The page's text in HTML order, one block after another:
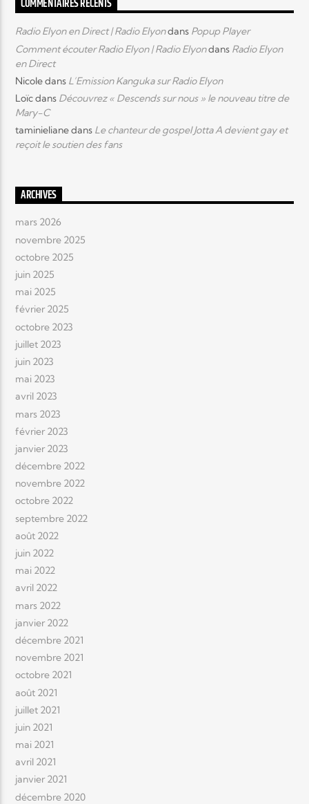
COMMENTAIRES RÉCENTS
Radio Elyon en Direct | Radio Elyondans Popup Player
Comment écouter Radio Elyon | Radio Elyondans Radio Elyon
en Direct
Nicoledans L’Emission Kanguka sur Radio Elyon
Loïcdans Découvrez « Descends sur nous » le nouveau titre de
Mary-C
taminielianedans Le chanteur de gospel Jotta A devient gay et
reçoit le soutien des fans
ARCHIVES
mars 2026
novembre 2025
octobre 2025
juin 2025
mai 2025
février 2025
octobre 2023
juillet 2023
juin 2023
mai 2023
avril 2023
mars 2023
février 2023
janvier 2023
décembre 2022
novembre 2022
octobre 2022
septembre 2022
août 2022
juin 2022
mai 2022
avril 2022
mars 2022
janvier 2022
décembre 2021
novembre 2021
octobre 2021
août 2021
juillet 2021
juin 2021
mai 2021
avril 2021
janvier 2021
décembre 2020